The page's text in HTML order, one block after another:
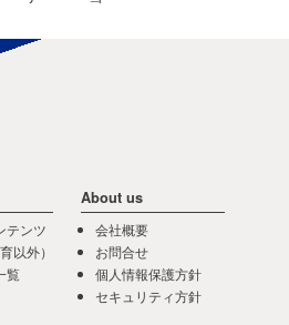
テンツ
以外）
覧
About us
会社概要
お問合せ
個人情報保護方針
セキュリティ方針